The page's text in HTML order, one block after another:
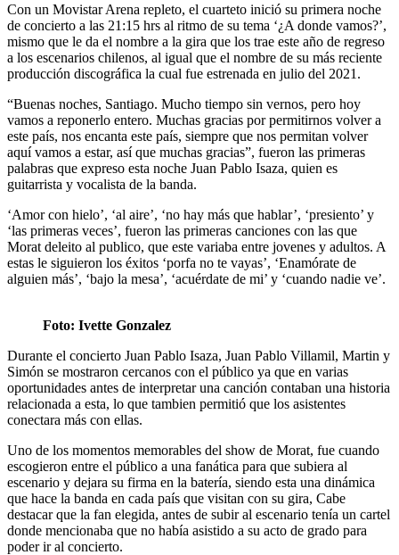
Con un Movistar Arena repleto, el cuarteto inició su primera noche
de concierto a las 21:15 hrs al ritmo de su tema ‘¿A donde vamos?’,
mismo que le da el nombre a la gira que los trae este año de regreso
a los escenarios chilenos, al igual que el nombre de su más reciente
producción discográfica la cual fue estrenada en julio del 2021.
“Buenas noches, Santiago. Mucho tiempo sin vernos, pero hoy
vamos a reponerlo entero. Muchas gracias por permitirnos volver a
este país, nos encanta este país, siempre que nos permitan volver
aquí vamos a estar, así que muchas gracias”, fueron las primeras
palabras que expreso esta noche Juan Pablo Isaza, quien es
guitarrista y vocalista de la banda.
‘Amor con hielo’, ‘al aire’, ‘no hay más que hablar’, ‘presiento’ y
‘las primeras veces’, fueron las primeras canciones con las que
Morat deleito al publico, que este variaba entre jovenes y adultos. A
estas le siguieron los éxitos ‘porfa no te vayas’, ‘Enamórate de
alguien más’, ‘bajo la mesa’, ‘acuérdate de mi’ y ‘cuando nadie ve’.
Foto: Ivette Gonzalez
Durante el concierto Juan Pablo Isaza, Juan Pablo Villamil, Martin y
Simón se mostraron cercanos con el público ya que en varias
oportunidades antes de interpretar una canción contaban una historia
relacionada a esta, lo que tambien permitió que los asistentes
conectara más con ellas.
Uno de los momentos memorables del show de Morat, fue cuando
escogieron entre el público a una fanática para que subiera al
escenario y dejara su firma en la batería, siendo esta una dinámica
que hace la banda en cada país que visitan con su gira, Cabe
destacar que la fan elegida, antes de subir al escenario tenía un cartel
donde mencionaba que no había asistido a su acto de grado para
poder ir al concierto.